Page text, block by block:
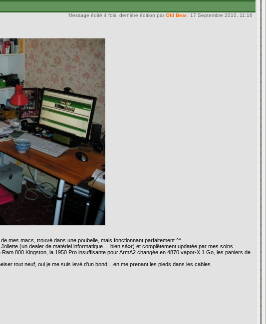
Message édité 4 fois, dernière édition par Old Bear , 17 Septembre 2010, 11:16
mes macs, trouvé dans une poubelle, mais fonctionnant parfaitement ^^.
(un dealer de matériel informatique ... bien sà»r) et complêtement updatée par mes soins.
800 Kingston, la 1950 Pro insuffisante pour ArmA2 changée en 4870 vapor-X 1 Go, les paniers de
tout neuf, oui je me suis levé d'un bond ...en me prenant les pieds dans les cables.